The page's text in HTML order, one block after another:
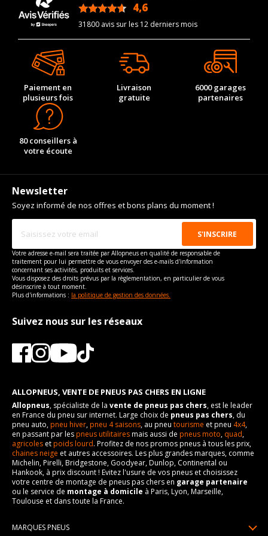
Type
Traction intégrale
VISSERIE NIO ET5 DEPUIS 12-2021 EV TRACTION
Force de rotation du
boulon
140
Pour la visserie, afin de garantir une parfaite compatibilité, nous
vous conseillons de contacter directement le constructeur.
4,6
31800 avis sur les 12 derniers mois
Paiement en
plusieurs fois
Livraison
gratuite
6000 garages
partenaires
80 conseillers à
votre écoute
Newsletter
Soyez informé de nos offres et bons plans du moment !
Votre adresse e-mail sera traitée par Allopneus en qualité de responsable de
traitement pour lui permettre de vous envoyer des e-mails d'information
concernant ses activités, produits et services.
Vous disposez des droits prévus par la règlementation, en particulier de vous
désinscrire à tout moment.
Plus d'informations : la politique de gestion des données.
Suivez nous sur les réseaux
ALLOPNEUS, VENTE DE PNEUS PAS CHERS EN LIGNE
Allopneus, spécialiste de la vente de pneus pas chers, est le leader
en France du pneu sur internet. Large choix de pneus pas chers, du
pneu auto,pneu hiver,pneu 4 saisons, au pneu tourisme et pneu 4x4,
en passant par lespneus utilitairesmais aussi de pneus moto, quad,
agricoles etpoids lourd. Profitez de nos promos pneus à tous les prix,
chaines neige et autres accessoires. Les plus grandes marques, comme
Michelin, Pirelli, Bridgestone, Goodyear, Dunlop, Continental ou
Hankook, à prix discount ! Evitez l'usure de vos pneus et choisissez
votre centre de montage de pneus pas chers en garage partenaire
ou le service de montage à domicile à Paris, Lyon, Marseille,
Toulouse et dans toute la France.
MARQUES PNEUS